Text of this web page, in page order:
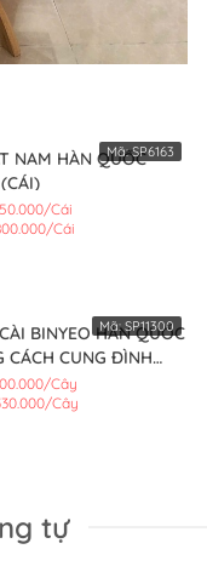
NAM HÀN QUỐC
Cái
Cái
Mã:SP6163
BINYEO HÀN QUỐC
CÁCH CUNG ĐÌNH
VÀNG)
Cây
Cây
Mã:SP11300
tự